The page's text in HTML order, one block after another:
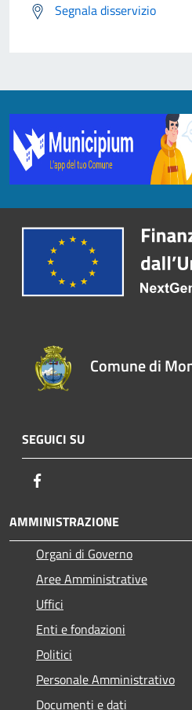
Segnala disservizio
Comune di
SEGUICI SU
AMMINISTRAZIONE
Organi di Governo
Aree Amministrative
Uffici
Enti e fondazioni
Politici
Personale Amministrativo
Documenti e dati